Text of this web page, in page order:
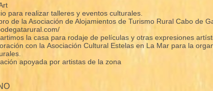
para realizar talleres y eventos culturales.
de la Asociación de Alojamientos de Turismo Rural Cabo de
la casa para rodaje de películas y otras expresiones
con la Asociación Cultural Estelas en La Mar para la
apoyada por artistas de la zona